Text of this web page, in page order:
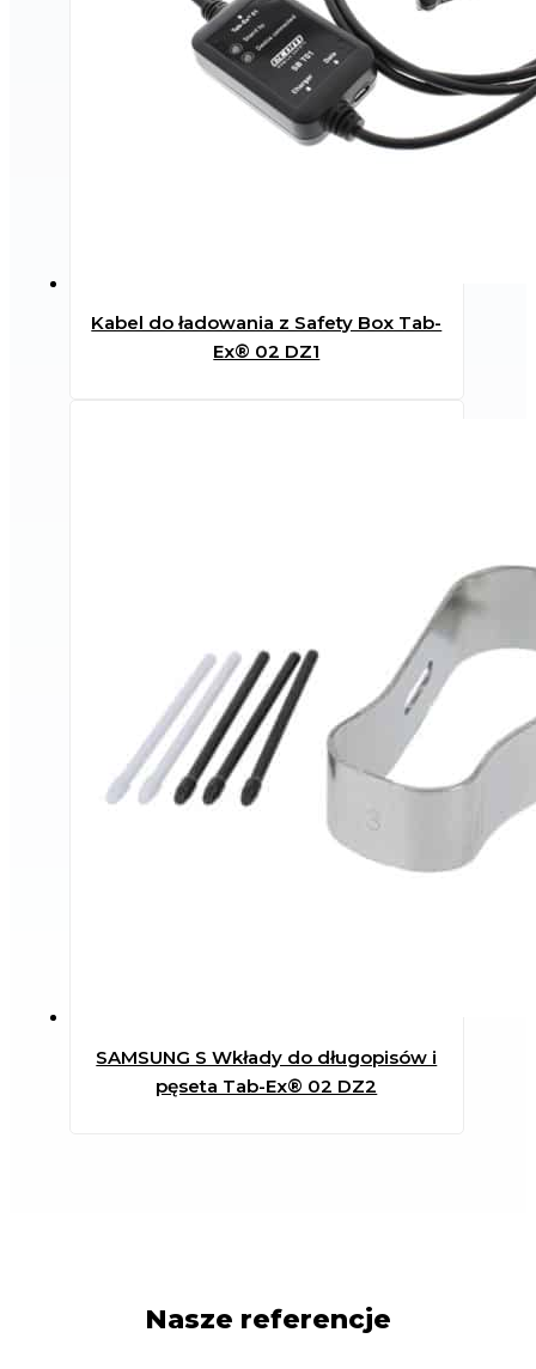
Kabel do ładowania z Safety Box Tab-
Ex® 02 DZ1
SAMSUNG S Wkłady do długopisów i
pęseta Tab-Ex® 02 DZ2
Nasze referencje